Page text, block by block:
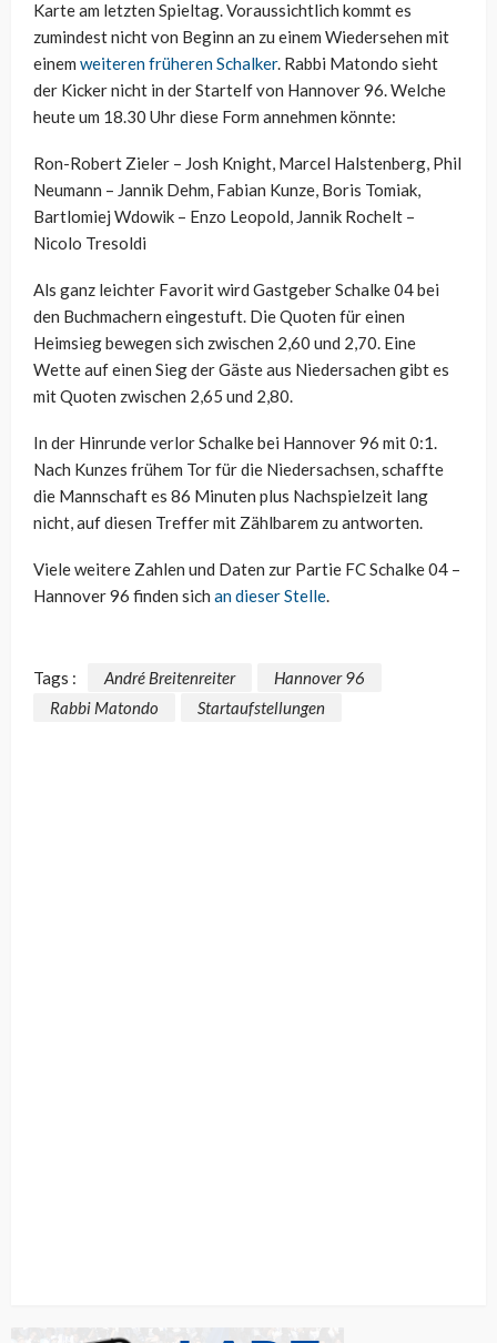
Karte am letzten Spieltag. Voraussichtlich kommt es
zumindest nicht von Beginn an zu einem Wiedersehen mit
einem weiteren früheren Schalker. Rabbi Matondo sieht
der Kicker nicht in der Startelf von Hannover 96. Welche
heute um 18.30 Uhr diese Form annehmen könnte:
Ron-Robert Zieler – Josh Knight, Marcel Halstenberg, Phil
Neumann – Jannik Dehm, Fabian Kunze, Boris Tomiak,
Bartlomiej Wdowik – Enzo Leopold, Jannik Rochelt –
Nicolo Tresoldi
Als ganz leichter Favorit wird Gastgeber Schalke 04 bei
den Buchmachern eingestuft. Die Quoten für einen
Heimsieg bewegen sich zwischen 2,60 und 2,70. Eine
Wette auf einen Sieg der Gäste aus Niedersachen gibt es
mit Quoten zwischen 2,65 und 2,80.
In der Hinrunde verlor Schalke bei Hannover 96 mit 0:1.
Nach Kunzes frühem Tor für die Niedersachsen, schaffte
die Mannschaft es 86 Minuten plus Nachspielzeit lang
nicht, auf diesen Treffer mit Zählbarem zu antworten.
Viele weitere Zahlen und Daten zur Partie FC Schalke 04 –
Hannover 96 finden sich an dieser Stelle.
Tags : André Breitenreiter
Hannover 96
Rabbi Matondo
Startaufstellungen